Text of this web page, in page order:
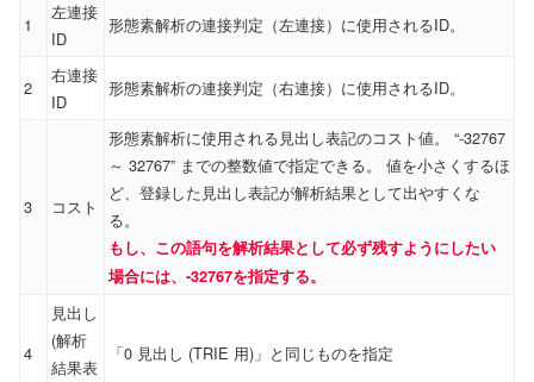
1
左連接
ID
形態素解析の連接判定（左連接）に使用されるID。
2
右連接
ID
形態素解析の連接判定（右連接）に使用されるID。
3 コスト
形態素解析に使用される見出し表記のコスト値。 “-32767
～ 32767” までの整数値で指定できる。 値を小さくするほ
ど、登録した見出し表記が解析結果として出やすくな
る。
もし、この語句を解析結果として必ず残すようにしたい
場合には、-32767を指定する。
4
見出し
(解析
結果表
「0 見出し (TRIE 用)」と同じものを指定